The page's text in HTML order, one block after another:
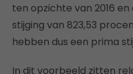
ten opzichte van 2016
stijging van 823,53
hebben dus een prima
In dit voorbeeld zitten